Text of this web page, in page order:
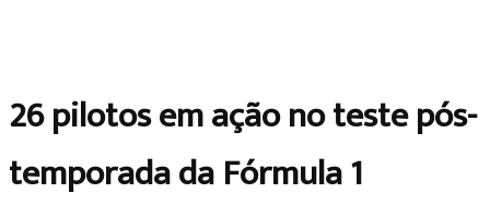
26 pilotos em ação no teste pós-
temporada da Fórmula 1